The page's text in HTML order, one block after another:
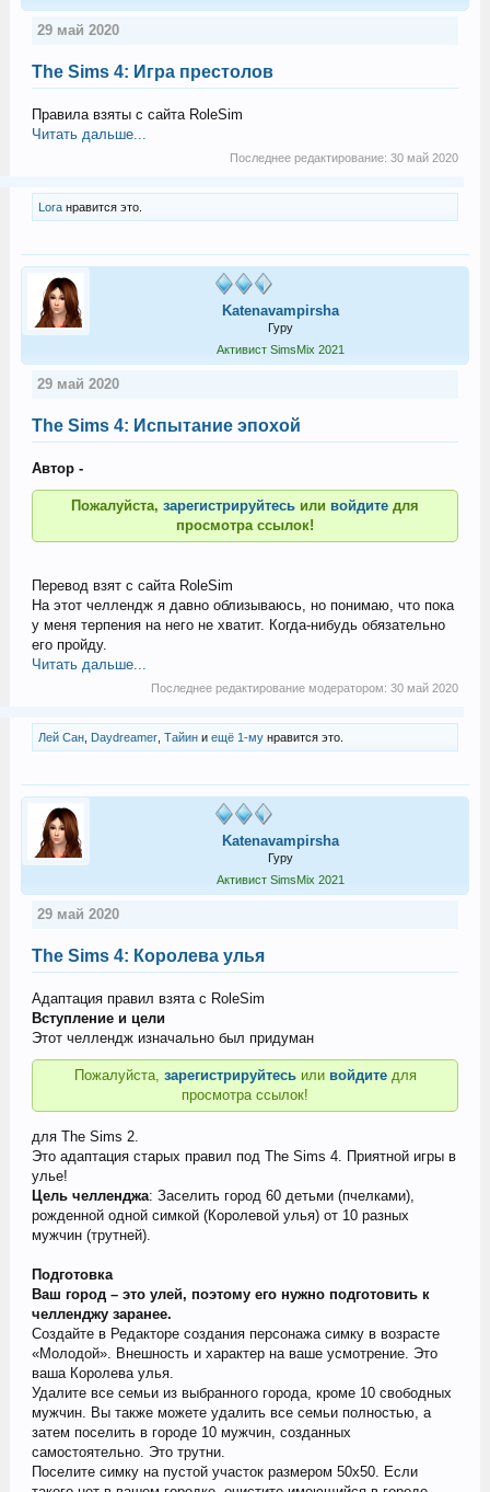
29 май 2020
The Sims 4: Игра престолов
Правила взяты с сайта RoleSim
Читать дальше...
Последнее редактирование:30 май 2020
Loraнравится это.
Katenavampirsha
Гуру
Активист SimsMix 2021
29 май 2020
The Sims 4: Испытание эпохой
Автор -
Пожалуйста, зарегистрируйтесь или войдите для
просмотра ссылок!
Перевод взят с сайта RoleSim
На этот челлендж я давно облизываюсь, но понимаю, что пока
у меня терпения на него не хватит. Когда-нибудь обязательно
его пройду.
Читать дальше...
Последнее редактирование модератором:30 май 2020
Лей Сан, Daydreamer, Тайини ещё 1-мунравится это.
Katenavampirsha
Гуру
Активист SimsMix 2021
29 май 2020
The Sims 4: Королева улья
Адаптация правил взята с RoleSim
Вступление и цели
Этот челлендж изначально был придуман
Пожалуйста, зарегистрируйтесьили войдите для
просмотра ссылок!
для The Sims 2.
Это адаптация старых правил под The Sims 4. Приятной игры в
улье!
Цель челленджа: Заселить город 60 детьми (пчелками),
рожденной одной симкой (Королевой улья) от 10 разных
мужчин (трутней).
Подготовка
Ваш город – это улей, поэтому его нужно подготовить к
челленджу заранее.
Создайте в Редакторе создания персонажа симку в возрасте
«Молодой». Внешность и характер на ваше усмотрение. Это
ваша Королева улья.
Удалите все семьи из выбранного города, кроме 10 свободных
мужчин. Вы также можете удалить все семьи полностью, а
затем поселить в городе 10 мужчин, созданных
самостоятельно. Это трутни.
Поселите симку на пустой участок размером 50х50. Если